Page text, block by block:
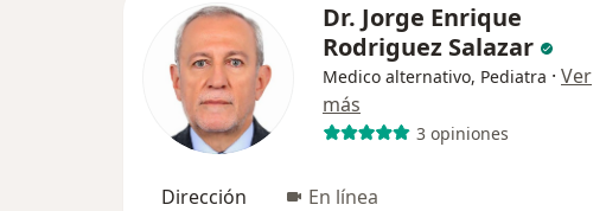
Dr. Jorge Enrique
Rodriguez Salazar
Medico alternativo, Pediatra · Ver
más
3 opiniones
Dirección En línea